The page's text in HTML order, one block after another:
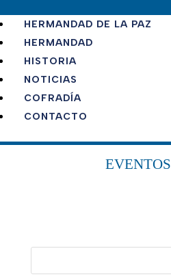
HERMANDAD DE LA PAZ
HERMANDAD
HISTORIA
NOTICIAS
COFRADÍA
CONTACTO
EVENTOS